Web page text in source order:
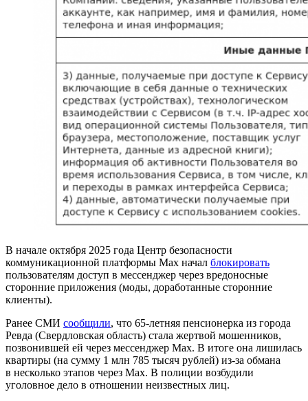
В начале октября 2025 года Центр безопасности
коммуникационной платформы Мax начал блокировать
пользователям доступ в мессенджер через вредоносные
сторонние приложения (моды, доработанные сторонние
клиенты).
Ранее СМИ сообщили, что 65-летняя пенсионерка из города
Ревда (Свердловская область) стала жертвой мошенников,
позвонившей ей через мессенджер Max. В итоге она лишилась
квартиры (на сумму 1 млн 785 тысяч рублей) из‑за обмана
в несколько этапов через Max. В полиции возбудили
уголовное дело в отношении неизвестных лиц.